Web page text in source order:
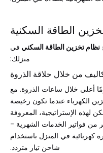
الطاقة السكنية
نظام تخزين الطاقة السكني في
منزلك:
أعلى خلال ساعات الذروة. مع
الكهرباء عندما تكون رخيصة
لهذه الإستراتيجية، المعروفة
من فواتير الخدمات الشهرية -
في المنزل باستخدام
شاحن تيار متردد.